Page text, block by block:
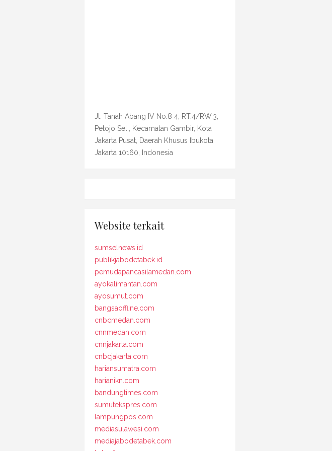
Jl. Tanah Abang IV No.8 4, RT.4/RW.3,
Petojo Sel., Kecamatan Gambir, Kota
Jakarta Pusat, Daerah Khusus Ibukota
Jakarta 10160, Indonesia
Website terkait
sumselnews.id
publikjabodetabek.id
pemudapancasilamedan.com
ayokalimantan.com
ayosumut.com
bangsaoffline.com
cnbcmedan.com
cnnmedan.com
cnnjakarta.com
cnbcjakarta.com
hariansumatra.com
harianikn.com
bandungtimes.com
sumutekspres.com
lampungpos.com
mediasulawesi.com
mediajabodetabek.com